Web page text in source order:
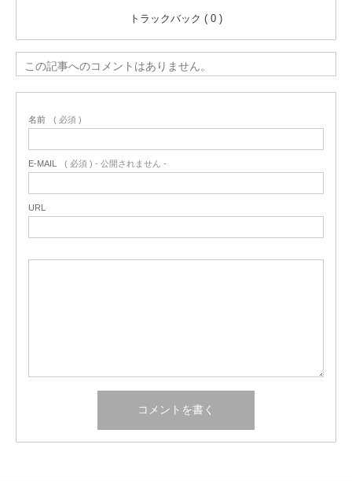
トラックバック ( 0 )
この記事へのコメントはありません。
名前 ( 必須 )
E-MAIL ( 必須 ) - 公開されません -
URL